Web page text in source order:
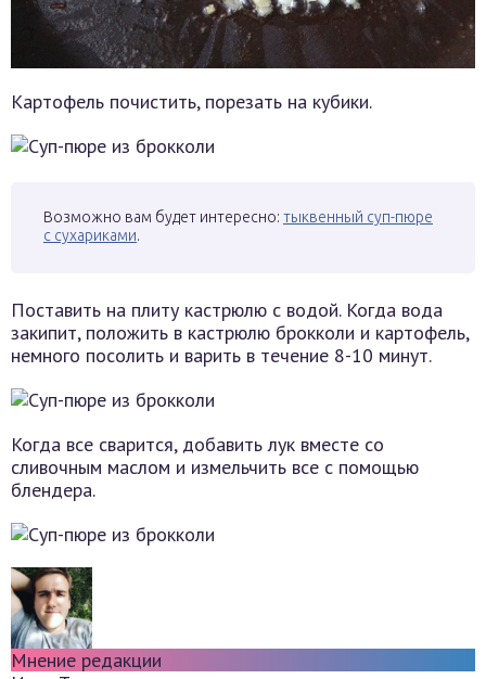
Картофель почистить, порезать на кубики.
Возможно вам будет интересно: тыквенный суп-пюре
с сухариками.
Поставить на плиту кастрюлю с водой. Когда вода
закипит, положить в кастрюлю брокколи и картофель,
немного посолить и варить в течение 8-10 минут.
Когда все сварится, добавить лук вместе со
сливочным маслом и измельчить все с помощью
блендера.
Мнение редакции